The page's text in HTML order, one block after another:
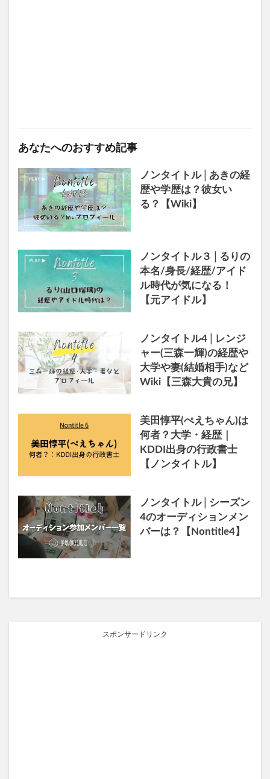
あなたへのおすすめ記事
ノンタイトル│あきの経
歴や学歴は？彼女い
る？【Wiki】
ノンタイトル３│るりの
本名/身長/経歴/アイド
ル時代が気になる！
【元アイドル】
ノンタイトル4│レンジ
ャー(三森一輝)の経歴や
大学や妻(結婚相手)など
Wiki【三森大貴の兄】
美田惇平(ぺえちゃん)は
何者？大学・経歴｜
KDDI出身の行政書士
【ノンタイトル】
ノンタイトル│シーズン
4のオーディションメン
バーは？【Nontitle4】
スポンサードリンク